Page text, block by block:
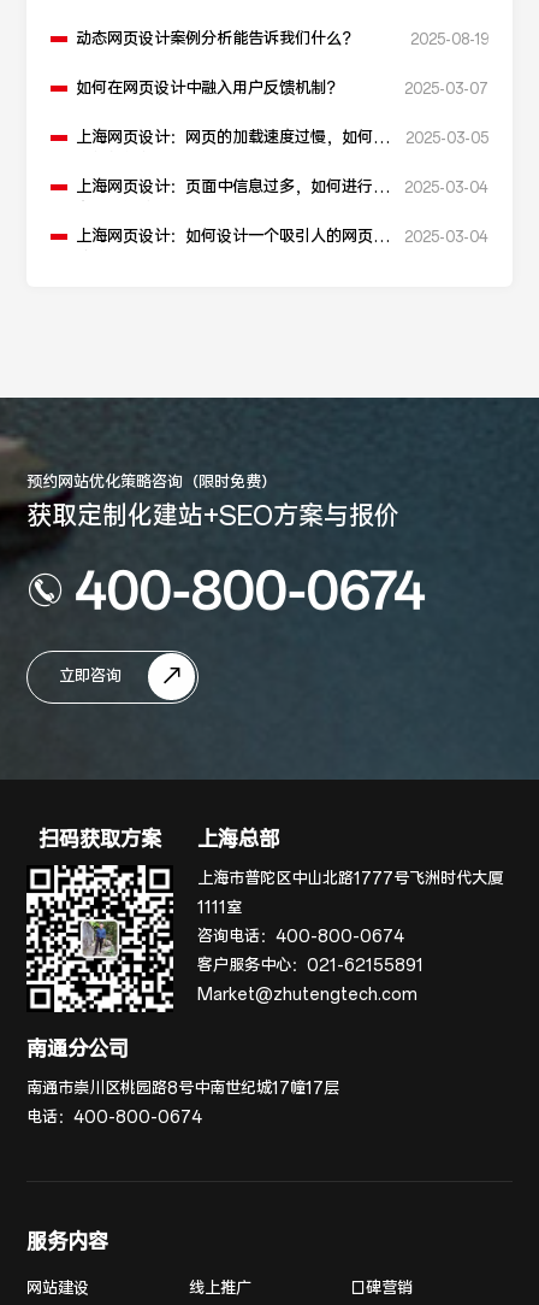
动态网页设计案例分析能告诉我们什么？ 2025-08-19
如何在网页设计中融入用户反馈机制？ 2025-03-07
上海网页设计：网页的加载速度过慢，如何进
2025-03-05
上海网页设计：页面中信息过多，如何进行信
2025-03-04
上海网页设计：如何设计一个吸引人的网页加
2025-03-04
预约网站优化策略咨询（限时免费）
获取定制化建站+SEO方案与报价
400-800-0674
立即咨询
扫码获取方案 上海总部
上海市普陀区中山北路1777号飞洲时代大厦
1111室
咨询电话：400-800-0674
客户服务中心：021-62155891
Market@zhutengtech.com
南通分公司
南通市崇川区桃园路8号中南世纪城17幢17层
电话：400-800-0674
服务内容
网站建设 线上推广 口碑营销